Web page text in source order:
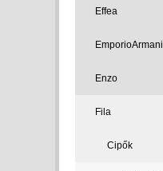
Effea
EmporioArmani
Enzo
Fila
Cipők